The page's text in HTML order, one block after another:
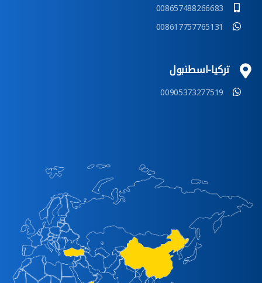
008657488266683
008617757765131
تركيا-اسطنبول
00905373277519